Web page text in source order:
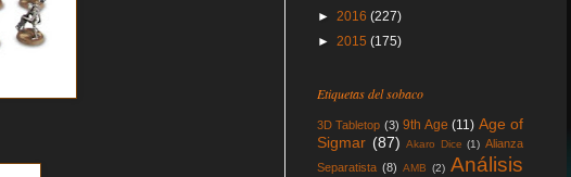
► 2016 (227)
► 2015 (175)
Etiquetas del sobaco
3D Tabletop (3) 9th Age (11) Age of
Sigmar (87) Akaro Dice (1) Alianza
Separatista (8) AMB (2) Análisis